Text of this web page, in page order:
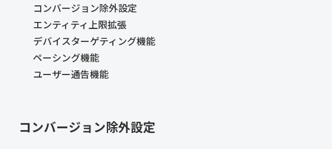
コンバージョン除外設定
エンティティ上限拡張
デバイスターゲティング機能
ペーシング機能
ユーザー通告機能
コンバージョン除外設定